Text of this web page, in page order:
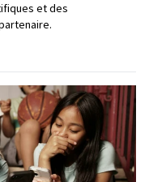
et des